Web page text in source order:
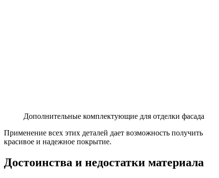
Дополнительные комплектующие для отделки фасада
Применение всех этих деталей дает возможность получить
красивое и надежное покрытие.
Достоинства и недостатки материала